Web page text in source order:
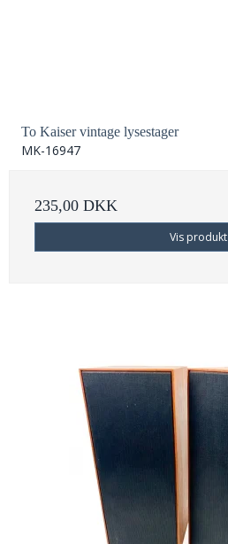
To Kaiser vintage lysestager
MK-16947
235,00 DKK
Vis produkt